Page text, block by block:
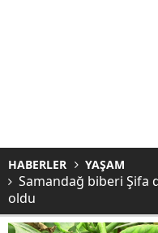
HABERLER YAŞAM
Samandağ biberi Şifa
oldu